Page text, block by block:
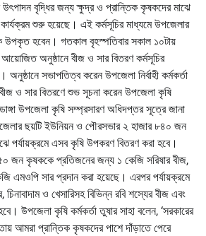
বৃদ্ধির জন্য ক্ষুদ্র ও প্রান্তিক কৃষকদের মাঝে
শুরু হয়েছে। এই কর্মসূচির মাধ্যমে উপজেলার
হবেন। গতকাল বৃহস্পতিবার সকাল ১০টায়
অনুষ্ঠানে বীজ ও সার বিতরণ কর্মসূচির
সভাপতিত্ব করেন উপজেলা নির্বাহী কর্মকর্তা
ও সার বিতরণে শুভ সূচনা করেন উপজেলা কৃষি
উপজেলা কৃষি সম্প্রসারণ অধিদপ্তর সূত্রে জানা
ছয়টি ইউনিয়ন ও পৌরসভার ২ হাজার ৮৪০ জন
পর্যায়ক্রমে এসব কৃষি উপকরণ বিতরণ করা হবে।
জন কৃষককে প্রতিজনের জন্য ১ কেজি সরিষার বীজ,
এমওপি সার প্রদান করা হয়েছে। এরপর পর্যায়ক্রমে
ও খেসারিসহ বিভিন্ন রবি শস্যের বীজ এবং
উপজেলা কৃষি কর্মকর্তা তুষার সাহা বলেন, ‘সরকারের
আমরা প্রান্তিক কৃষকদের পাশে দাঁড়াতে পেরে